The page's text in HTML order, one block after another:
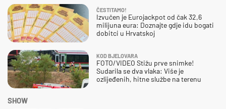
ČESTITAMO!
Izvučen je Eurojackpot od čak 32,6
milijuna eura: Doznajte gdje idu bogati
dobitci u Hrvatskoj
KOD BJELOVARA
FOTO/VIDEO Stižu prve snimke!
Sudarila se dva vlaka: Više je
ozlijeđenih, hitne službe na terenu
SHOW